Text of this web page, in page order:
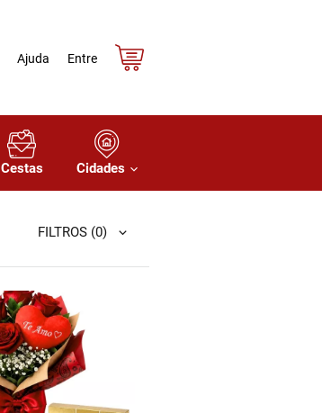
Entre
Ajuda
Cestas Cidades
FILTROS (0)